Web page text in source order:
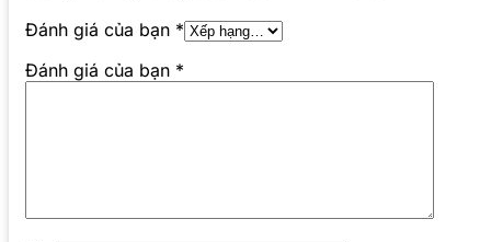
Đánh giá của bạn *
Đánh giá của bạn *